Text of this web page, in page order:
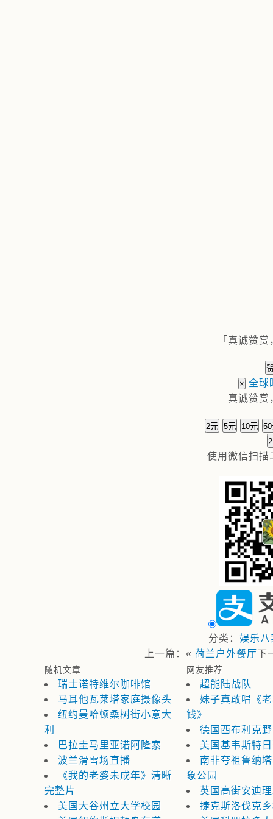
「真诚赞
× 全球
真诚赞赏
2元 5元 10元
使用 微信扫描
分类： 娱乐八
上一篇：« 荷兰户外餐厅下
随机文章
瑞士诺特维尔咖啡馆
马耳他瓦莱塔家庭摄像头
纽约曼哈顿桑树街小意大
利
巴拉圭马里亚诺阿隆索
波兰滑雪场直播
《我的老婆未成年》清晰
完整片
美国大谷州立大学校园
网友推荐
超能陆战队
妹子真敢唱《
钱》
德国西布利克
美国基韦斯特
南非夸祖鲁纳
象公园
英国高街安迪
捷克斯洛伐克